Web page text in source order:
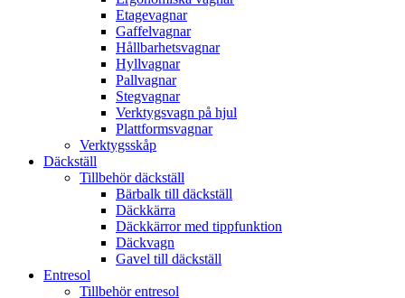
Etagevagnar
Gaffelvagnar
Hållbarhetsvagnar
Hyllvagnar
Pallvagnar
Stegvagnar
Verktygsvagn på hjul
Plattformsvagnar
Verktygsskåp
Däckställ
Tillbehör däckställ
Bärbalk till däckställ
Däckkärra
Däckkärror med tippfunktion
Däckvagn
Gavel till däckställ
Entresol
Tillbehör entresol